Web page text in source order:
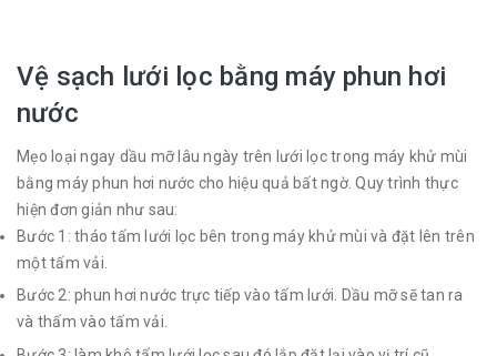
Vệ sạch lưới lọc bằng máy phun hơi
nước
Mẹo loại ngay dầu mỡ lâu ngày trên lưới lọc trong máy khử mùi
bằng máy phun hơi nước cho hiệu quả bất ngờ. Quy trình thực
hiện đơn giản như sau:
Bước 1: tháo tấm lưới lọc bên trong máy khử mùi và đặt lên trên
một tấm vải.
Bước 2: phun hơi nước trực tiếp vào tấm lưới. Dầu mỡ sẽ tan ra
và thấm vào tấm vải.